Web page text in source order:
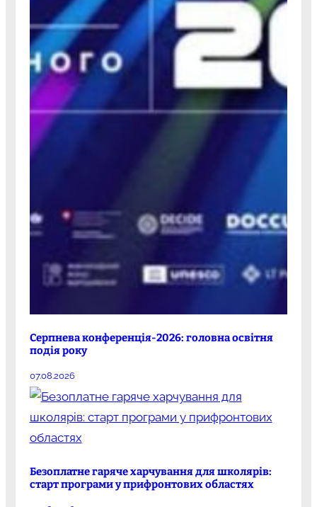
Серпнева конференція-2026: головна освітня
подія року
07.08.2026
Безоплатне гаряче харчування для школярів:
старт програми у прифронтових областях